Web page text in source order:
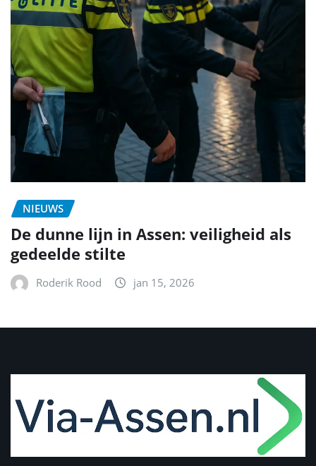
NIEUWS
De dunne lijn in Assen: veiligheid als
gedeelde stilte
Roderik Rood jan 15, 2026